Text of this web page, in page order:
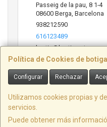
Política de Cookies de
Configurar Rechazar
Utilizamos cookies propias y
servicios.
Puede obtener más
Passeig de la pau, 8 1-4
08600 Berga Barcelona
938212590
616123489
bertic@bertic.cat
Horario
Lunes a Viernes (9h-14h |